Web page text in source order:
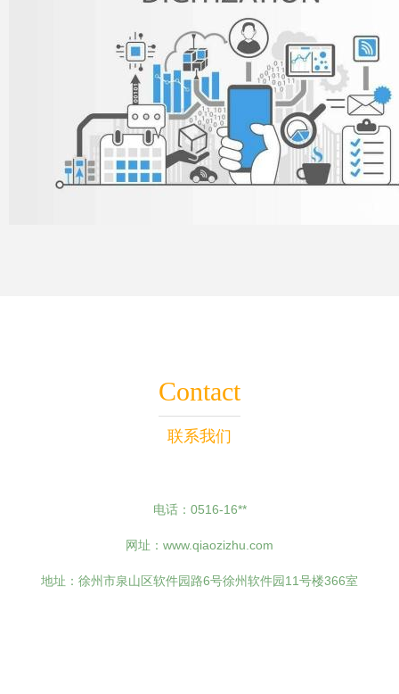
Contact
联系我们
电话：0516-16**
网址： www.qiaozizhu.com
地址：徐州市泉山区软件园路6号徐州软件园11号楼366室